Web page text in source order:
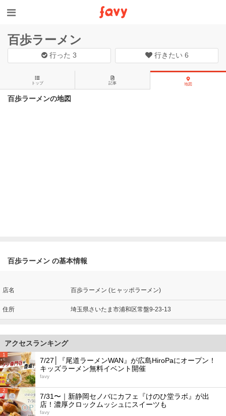
百歩ラーメン
行った3 行きたい 6
トップ 記事 地図
百歩ラーメンの地図
百歩ラーメン の基本情報
店名 百歩ラーメン (ヒャッポラーメン)
住所 埼玉県さいたま市浦和区常盤9-23-13
アクセスランキング
1
7/27│『尾道ラーメンWAN』が広島HiroPaにオープン！
キッズラーメン無料イベント開催
favy
2
7/31〜｜新静岡セノバにカフェ『けのひ堂ラボ』が出
店！濃厚クロックムッシュにスイーツも
favy